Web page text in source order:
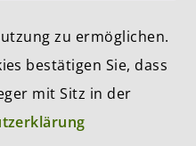
to Switzerland
zu ermöglichen.
bestätigen Sie, dass
mit Sitz in der